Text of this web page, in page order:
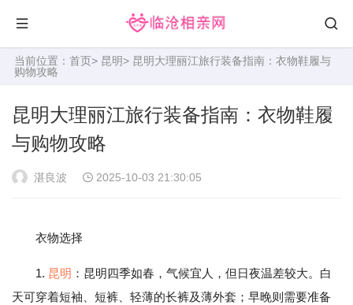
当前位置： 首页> 昆明> 昆明大理丽江旅行装备指南：衣物鞋履与
购物攻略
昆明大理丽江旅行装备指南：衣物鞋履
与购物攻略
湛良波 2025-10-03 21:30:05
衣物选择
1. 昆明 ：昆明四季如春，气候宜人，但日夜温差较大。白
天可穿着短袖、短裤、轻薄的长裤及薄外套；早晚则需要准备